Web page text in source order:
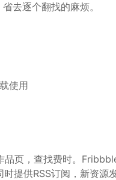
去逐个翻找的麻烦。
使用
页，查找费时。
提供RSS订阅，新资源